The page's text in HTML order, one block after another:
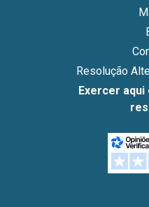
Resolução
Exercer